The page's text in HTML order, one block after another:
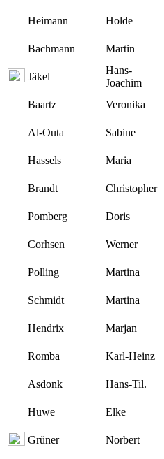
Heimann
Holde
Bachmann
Martin
Jäkel
Hans-
Joachim
Baartz
Veronika
Al-Outa
Sabine
Hassels
Maria
Brandt
Christopher
Pomberg
Doris
Corhsen
Werner
Polling
Martina
Schmidt
Martina
Hendrix
Marjan
Romba
Karl-Heinz
Asdonk
Hans-Til.
Huwe
Elke
Grüner
Norbert